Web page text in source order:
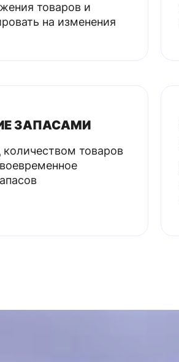
товаров и
на изменения
ЗАПАСАМИ
количеством товаров